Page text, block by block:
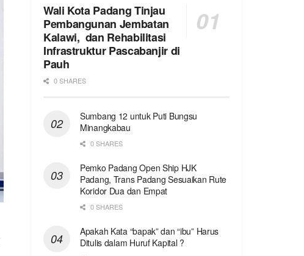
Wali Kota Padang Tinjau
Pembangunan Jembatan
Kalawi, dan Rehabilitasi
Infrastruktur Pascabanjir di
Pauh
0 SHARES
Sumbang 12 untuk Puti Bungsu
Minangkabau
0 SHARES
Pemko Padang Open Ship HJK
Padang, Trans Padang Sesuaikan Rute
Koridor Dua dan Empat
0 SHARES
Apakah Kata “bapak” dan “ibu” Harus
Ditulis dalam Huruf Kapital ?